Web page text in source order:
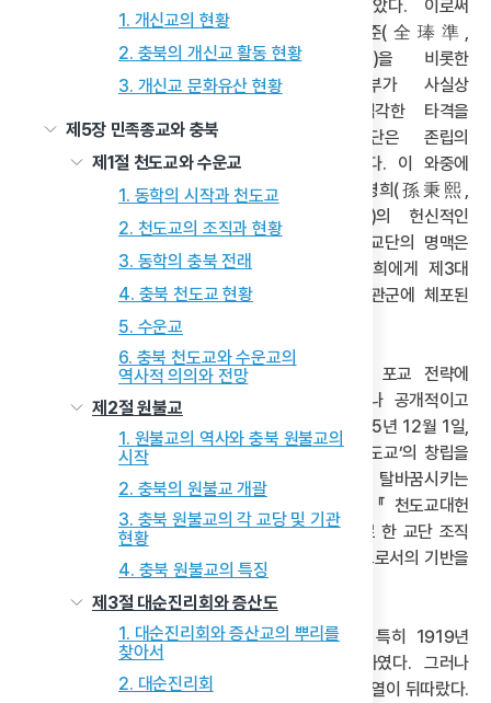
1. 개신교의 현황
2. 충북의 개신교 활동 현황
3. 개신교 문화유산 현황
제5장 민족종교와 충북
제1절 천도교와 수운교
1. 동학의 시작과 천도교
2. 천도교의 조직과 현황
3. 동학의 충북 전래
4. 충북 천도교 현황
5. 수운교
6. 충북 천도교와 수운교의
역사적 의의와 전망
제2절 원불교
1. 원불교의 역사와 충북 원불교의
시작
2. 충북의 원불교 개괄
3. 충북 원불교의 각 교당 및 기관
현황
4. 충북 원불교의 특징
제3절 대순진리회와 증산도
1. 대순진리회와 증산교의 뿌리를
찾아서
2. 대순진리회
좌절되고 말았다. 이로써
동학은 전봉준(全琫準,
1855~1895)을 비롯한
주요 지도부가 사실상
전멸하는 심각한 타격을
입었고, 교단은 존립의
위기를 맞았다. 이 와중에
최시형은 손병희(孫秉熙,
1861~1922)의 헌신적인
보호 아래 간신히 피신할 수 있었고, 이를 통해 교단의 명맥은
유지되었다. 1897년 12월 24일, 최시형은 손병희에게 제3대
교주로서 도통을 공식적으로 전수하였다. 이듬해 관군에 체포된
그는 1898년 6월 2일, 광화문 밖에서 사형당했다.
최시형으로부터 도통을 계승한 손병희는 동학의 포교 전략에
변화를 도모하였다. 지하 신앙의 형태에서 벗어나 공개적이고
제도화된 근대 종교를 정립하고자 하였다. 그는 1905년 12월 1일,
《제국신문》·《대한매일신보》의 광고란을 통해 ‘천도교’의 창립을
공식적으로 선언하고, 동학을 근대적 종교 교단으로 탈바꿈시키는
노정을 본격화하였다. 이를 위해 교단 헌법인 『천도교대헌
(天道敎大憲)』을 반포하고, 중앙총부를 중심으로 한 교단 조직
정비, 교서 간행, 의례 재구성, 교당 건축 등 근대 종교로서의 기반을
체계적으로 확립해 나갔다.
‘천도교’ 개칭 이후 교세는 급속히 성장하였으며, 특히 1919년
3·1운동의 준비 과정에서 주도적 역할을 수행하였다. 그러나
천도교의 출범과 성장 과정에는 내부 갈등에 의한 분열이 뒤따랐다.